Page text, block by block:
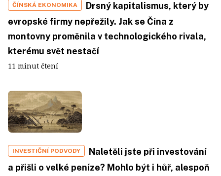
ČÍNSKÁ EKONOMIKA
Drsný kapitalismus, který by
evropské firmy nepřežily. Jak se Čína z
montovny proměnila v technologického rivala,
kterému svět nestačí
11 minut čtení
INVESTIČNÍ PODVODY
Naletěli jste při investování
a přišli o velké peníze? Mohlo být i hůř, alespoň